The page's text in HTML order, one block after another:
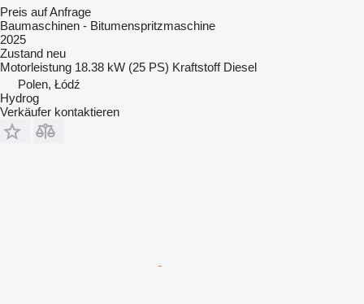
Preis auf Anfrage
Baumaschinen - Bitumenspritzmaschine
2025
Zustand neu
Motorleistung 18.38 kW (25 PS) Kraftstoff Diesel
Polen, Łódź
Hydrog
Verkäufer kontaktieren